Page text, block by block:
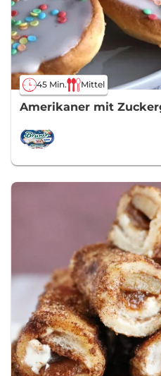
45 Min. Mittel
Amerikaner mit